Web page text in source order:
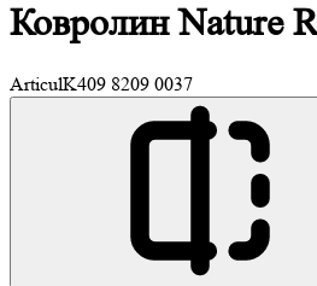
КовролинNature
ArticulK409 8209 0037